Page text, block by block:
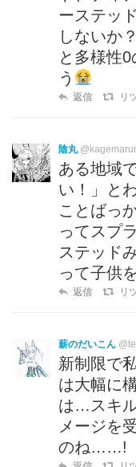
ーステッ
しないか
と多様性
う
返信 リ
陰丸
ある地域
い！」と
ことばっ
ってスプ
ステッド
って子供
返信 リ
薪のだいこん
新制限で
は大幅に
は…スキ
メージを
のね……!